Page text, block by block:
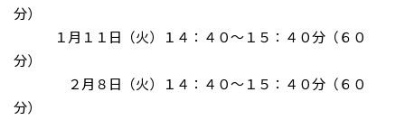
分）
１月１１日（火）１４：４０～１５：４０分（６０
分）
２月８日（火）１４：４０～１５：４０分（６０
分）